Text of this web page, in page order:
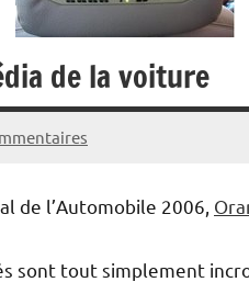
de la voiture
de l’Automobile 2006,
sont tout simplement